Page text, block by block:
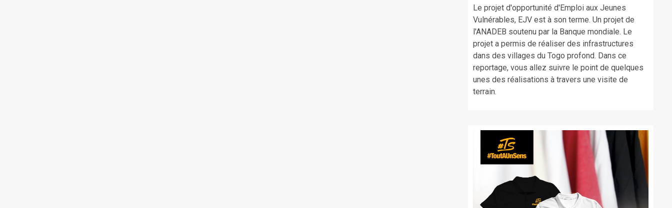
Le projet d'opportunité d'Emploi aux Jeunes
Vulnérables, EJV est à son terme. Un projet de
l'ANADEB soutenu par la Banque mondiale. Le
projet a permis de réaliser des infrastructures
dans des villages du Togo profond. Dans ce
reportage, vous allez suivre le point de quelques
unes des réalisations à travers une visite de
terrain.